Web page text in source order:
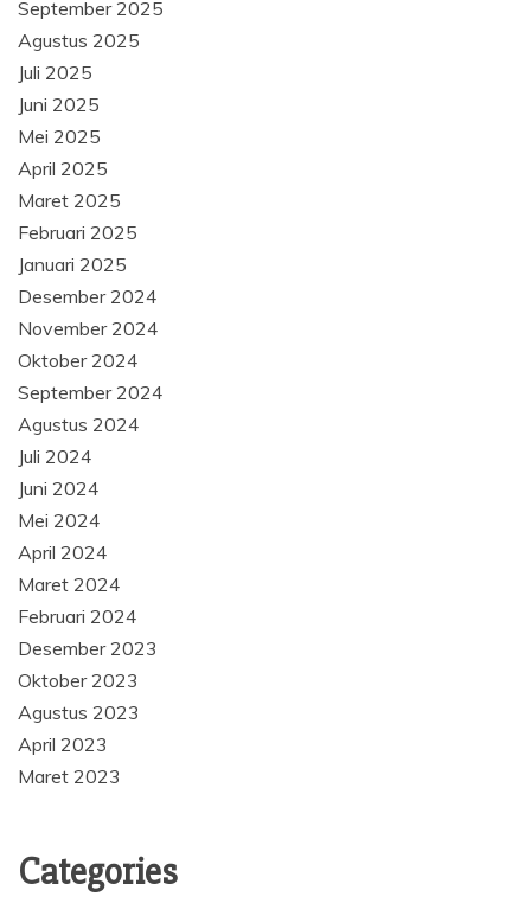
September 2025
Agustus 2025
Juli 2025
Juni 2025
Mei 2025
April 2025
Maret 2025
Februari 2025
Januari 2025
Desember 2024
November 2024
Oktober 2024
September 2024
Agustus 2024
Juli 2024
Juni 2024
Mei 2024
April 2024
Maret 2024
Februari 2024
Desember 2023
Oktober 2023
Agustus 2023
April 2023
Maret 2023
Categories